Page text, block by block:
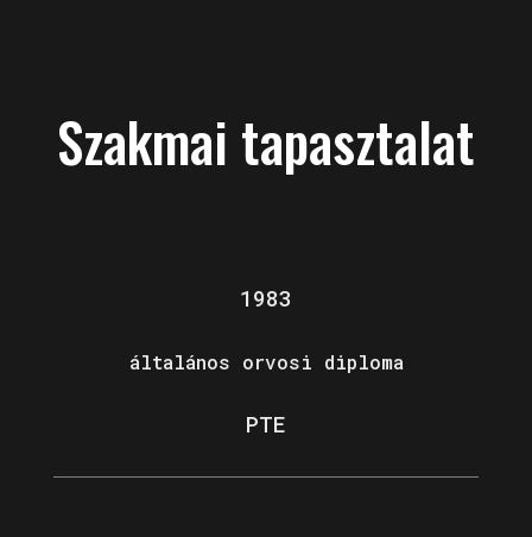
Szakmai tapasztalat
1983
általános orvosi diploma
PTE